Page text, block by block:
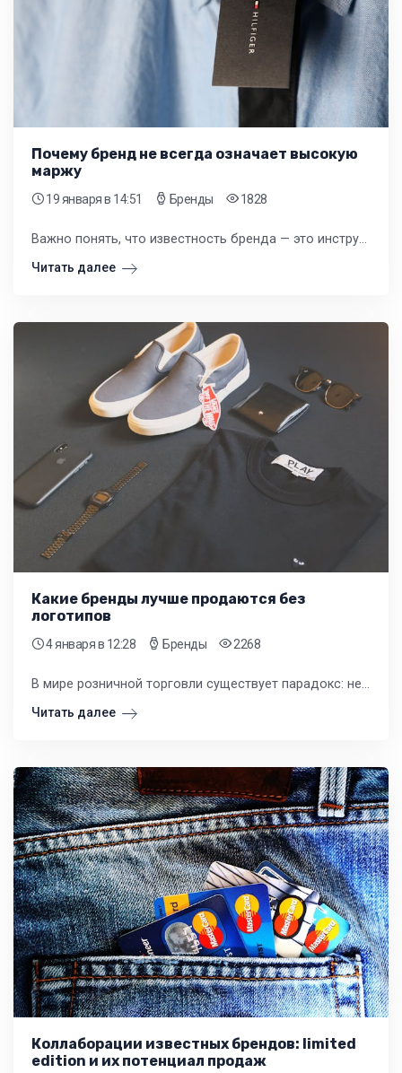
Почему бренд не всегда означает высокую
маржу
19 январяв 14:51 Бренды 1828
Важно понять, что известность бренда — это инструмент, а не стратегия. Слепая вера в то, что раскрученное имя само по себе обеспечит успех, — это прямой путь к финансовым разочарованиям.
Читать далее
Какие бренды лучше продаются без
логотипов
4 январяв 12:28 Бренды 2268
В мире розничной торговли существует парадокс: некоторые из самых востребованных товаров не несут на себе узнаваемых брендовых атрибутов. Многие владельцы ошибочно полагают, что наличие логотипа известной марки является гарантией быстрой продажи.
Читать далее
Коллаборации известных брендов: limited
edition и их потенциал продаж